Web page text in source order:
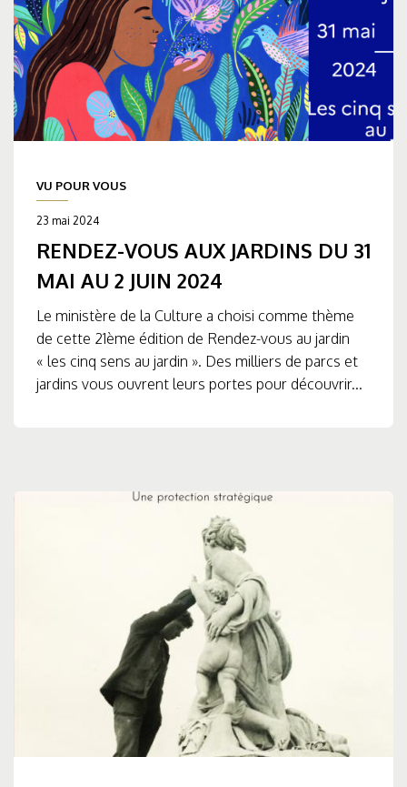
VU POUR VOUS
23 mai 2024
RENDEZ-VOUS AUX JARDINS DU 31
MAI AU 2 JUIN 2024
Le ministère de la Culture a choisi comme thème
de cette 21ème édition de Rendez-vous au jardin
« les cinq sens au jardin ». Des milliers de parcs et
jardins vous ouvrent leurs portes pour découvrir...